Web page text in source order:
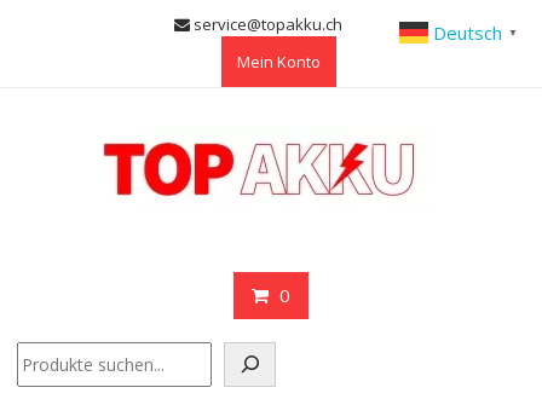
service@topakku.ch
Mein Konto
0
Deutsch ▼